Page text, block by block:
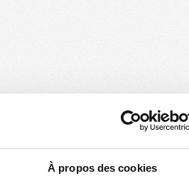
À propos des cookies